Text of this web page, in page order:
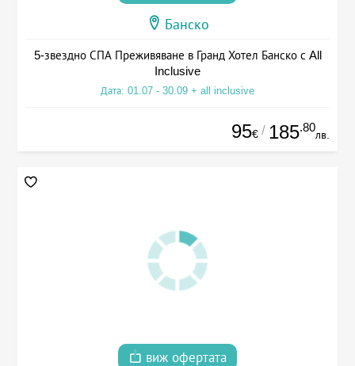
Банско
5-звездно СПА Преживяване в Гранд Хотел Банско с All
Inclusive
Дата: 01.07 - 30.09 + all inclusive
95€ / 185.80
лв.
виж офертата